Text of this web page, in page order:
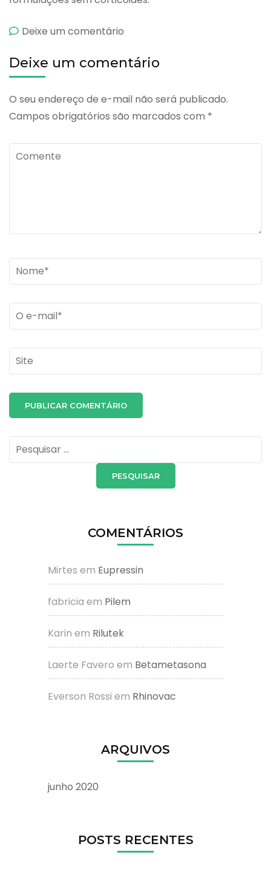
Deixe um comentário
Deixe um comentário
O seu endereço de e-mail não será publicado.
Campos obrigatórios são marcados com *
Comente
Name*
Email *
Site
Pesquisar
por:
COMENTÁRIOS
Mirtes em Eupressin
fabricia em Pilem
Karin em Rilutek
Laerte Favero em Betametasona
Everson Rossi em Rhinovac
ARQUIVOS
junho 2020
POSTS RECENTES